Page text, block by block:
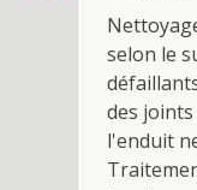
selon le
des
l'enduit